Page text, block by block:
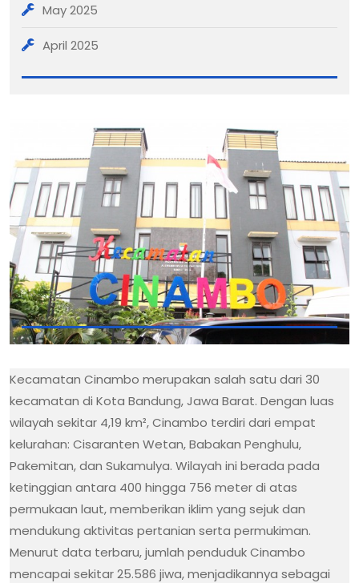
May 2025
April 2025
Kecamatan Cinambo merupakan salah satu dari 30
kecamatan di Kota Bandung, Jawa Barat. Dengan luas
wilayah sekitar 4,19 km², Cinambo terdiri dari empat
kelurahan: Cisaranten Wetan, Babakan Penghulu,
Pakemitan, dan Sukamulya. Wilayah ini berada pada
ketinggian antara 400 hingga 756 meter di atas
permukaan laut, memberikan iklim yang sejuk dan
mendukung aktivitas pertanian serta permukiman.
Menurut data terbaru, jumlah penduduk Cinambo
mencapai sekitar 25.586 jiwa, menjadikannya sebagai